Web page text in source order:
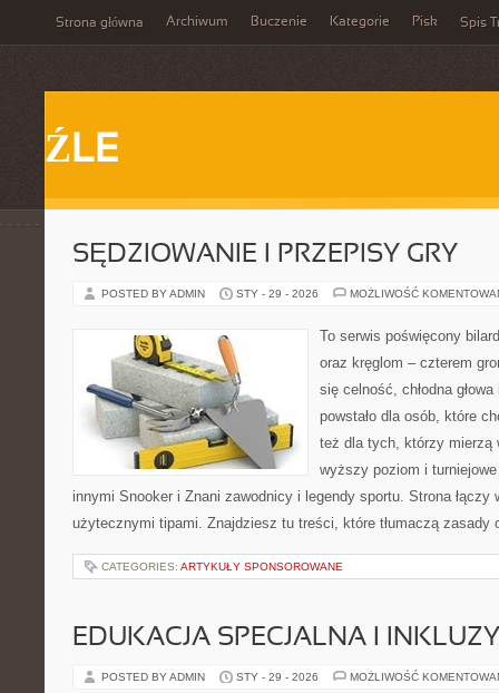
Strona główna Archiwum Buczenie Kategorie Pisk Spis
ŹLE
SĘDZIOWANIE I PRZEPISY GRY
POSTED BY ADMIN STY - 29 - 2026 MOŻLIWOŚĆ
To serwis poświęcony
oraz kręglom – czterem
się celność, chłodna
powstało dla osób, które
też dla tych, którzy mierzą
wyższy poziom i
innymi Snooker i Znani zawodnicy i legendy sportu. Strona łączy
użytecznymi tipami. Znajdziesz tu treści, które tłumaczą
CATEGORIES: ARTYKUŁY SPONSOROWANE
EDUKACJA SPECJALNA I
POSTED BY ADMIN STY - 29 - 2026 MOŻLIWOŚĆ